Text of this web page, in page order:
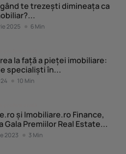
te trezești dimineața ca
2025 6 Min
la față a pieței imobiliare:
specialiști în...
10 Min
și Imobiliare.ro Finance,
Gala Premiilor Real Estate...
2023 3 Min